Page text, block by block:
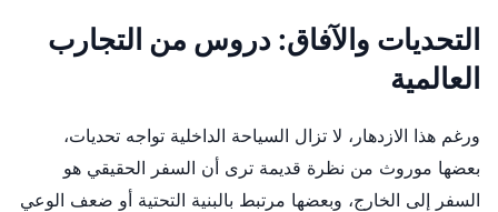
التحديات والآفاق: دروس من التجارب
العالمية
ورغم هذا الازدهار، لا تزال السياحة الداخلية تواجه تحديات،
بعضها موروث من نظرة قديمة ترى أن السفر الحقيقي هو
السفر إلى الخارج، وبعضها مرتبط بالبنية التحتية أو ضعف الوعي